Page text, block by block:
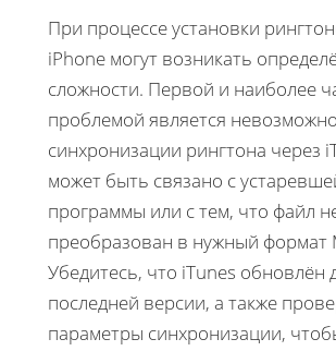
При процессе установки
iPhone могут возникать
сложности. Первой и наиболее
проблемой является
синхронизации рингтона через
может быть связано с
программы или с тем, что файл
преобразован в нужный формат
Убедитесь, что iTunes обновлён
последней версии, а также
параметры синхронизации,